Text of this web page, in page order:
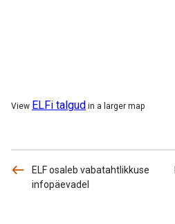
View ELFi talgud in a larger map
ELF osaleb vabatahtlikkuse
infopäevadel